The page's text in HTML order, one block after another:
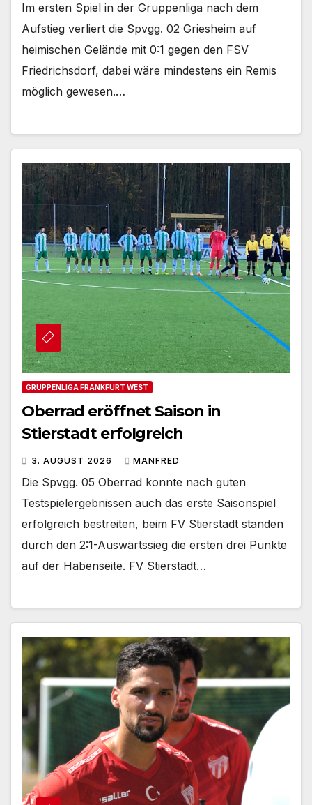
Im ersten Spiel in der Gruppenliga nach dem
Aufstieg verliert die Spvgg. 02 Griesheim auf
heimischen Gelände mit 0:1 gegen den FSV
Friedrichsdorf, dabei wäre mindestens ein Remis
möglich gewesen.…
GRUPPENLIGA FRANKFURT WEST
Oberrad eröffnet Saison in
Stierstadt erfolgreich
3. AUGUST 2026 MANFRED
Die Spvgg. 05 Oberrad konnte nach guten
Testspielergebnissen auch das erste Saisonspiel
erfolgreich bestreiten, beim FV Stierstadt standen
durch den 2:1-Auswärtssieg die ersten drei Punkte
auf der Habenseite. FV Stierstadt…